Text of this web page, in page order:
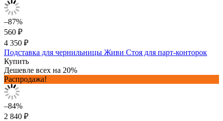
–87%
560 ₽
4 350 ₽
Подставка для чернильницы Живи Стоя для парт-конторок
Купить
Дешевле всех на 20%
Распродажа!
–84%
2 840 ₽